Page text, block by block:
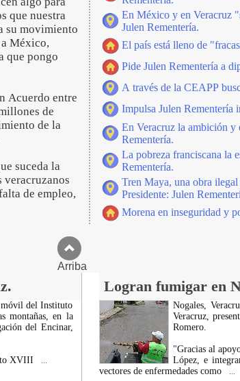
que nuestra
su movimiento
México,
que pongo
Acuerdo entre
de
de la
suceda la
veracruzanos
de empleo,
En México y en Veracruz
Julen Rementería.
El país está lleno de
Pide Julen Rementería a
A través de la CEAPP
Impulsa Julen Rementería
En Veracruz la ambición y
Rementería.
La pobreza franciscana la
Rementería.
Tren Maya, una obra
Presidente: Julen
Morena en inseguridad y
Arriba
Logran fumigar en
móvil del Instituto
montañas, en la
del Encinar,
XVIII
Nogales,
Veracruz,
Romero.
"Gracias al
López, e
vectores de enfermedades como